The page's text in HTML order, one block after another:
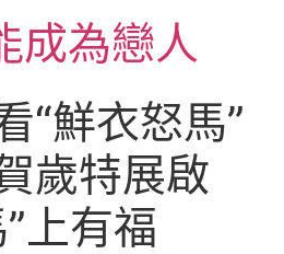
成為戀人
“鮮衣怒馬”
歲特展啟
上有福